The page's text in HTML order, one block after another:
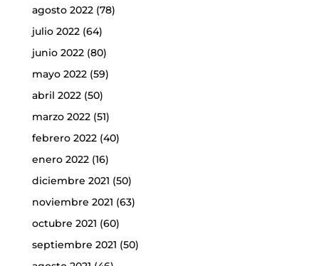
agosto 2022(78)
julio 2022(64)
junio 2022(80)
mayo 2022(59)
abril 2022(50)
marzo 2022(51)
febrero 2022(40)
enero 2022(16)
diciembre 2021 (50)
noviembre 2021 (63)
octubre 2021 (60)
septiembre 2021 (50)